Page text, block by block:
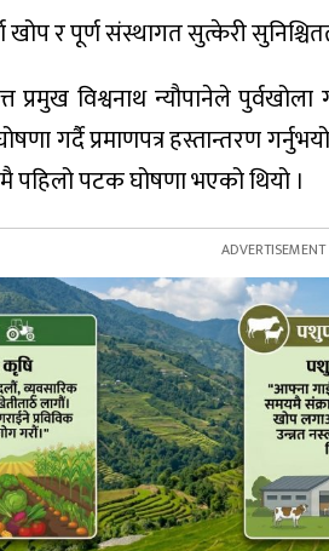
खोप र पूर्ण संस्थागत सुत्केरी
प्रमुख विश्वनाथ न्यौपानेले
गर्दै प्रमाणपत्र हस्तान्तरण
पहिलो पटक घोषणा भएको थियो ।